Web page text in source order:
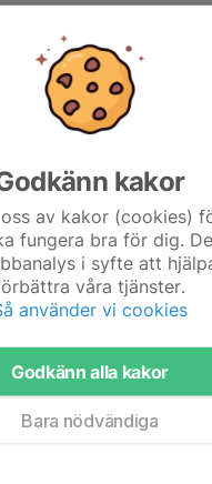
0
om årsmötet 18 februari
0
gott nytt år!
i Tranås!
1
kakor
av kakor (cookies)
fungera bra för dig.
i syfte att
våra tjänster.
använder vi cookies
Godkänn alla kakor
Bara nödvändiga